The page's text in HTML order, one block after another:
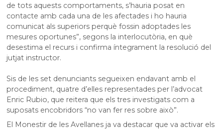
de tots aquests comportaments, s’hauria posat en
contacte amb cada una de les afectades i ho hauria
comunicat als superiors perquè fossin adoptades les
mesures oportunes”, segons la interlocutòria, en què
desestima el recurs i confirma íntegrament la resolució del
jutjat instructor.
Sis de les set denunciants segueixen endavant amb el
procediment, quatre d’elles representades per l’advocat
Enric Rubio, que reitera que els tres investigats com a
suposats encobridors “no van fer res sobre això”.
El Monestir de les Avellanes ja va destacar que va activar els